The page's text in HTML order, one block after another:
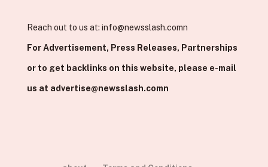
Reach out to us at: info@newsslash.comn
For Advertisement, Press Releases, Partnerships
or to get backlinks on this website, please e-mail
us at advertise@newsslash.comn